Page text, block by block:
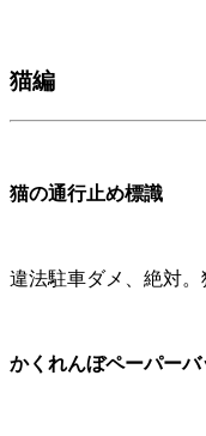
猫編
猫の通行止め標識
違法駐車ダメ、絶対。
かくれんぼペーパーバ